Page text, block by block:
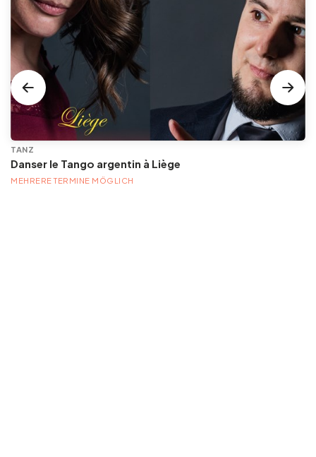
TANZ
Danser le Tango argentin à Liège
MEHRERE TERMINE MÖGLICH